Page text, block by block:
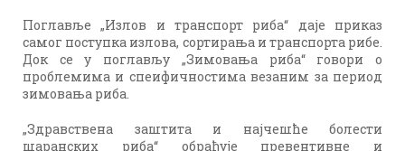
Поглавље „Излов и транспорт риба“ даје приказ
самог поступка излова, сортирања и транспорта рибе.
Док се у поглављу „Зимовања риба“ говори о
проблемима и спеифичностима везаним за период
зимовања риба.
„Здравствена заштита и најчешће болести
шаранских риба“ обрађује превентивне и